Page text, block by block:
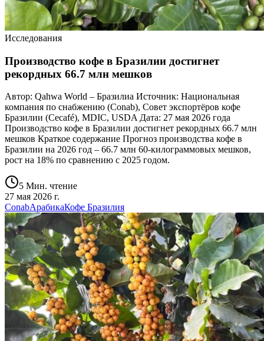
Исследования
Производство кофе в Бразилии достигнет
рекордных 66.7 млн мешков
Автор: Qahwa World – Бразилиа Источник: Национальная
компания по снабжению (Conab), Совет экспортёров кофе
Бразилии (Cecafé), MDIC, USDA Дата: 27 мая 2026 года
Производство кофе в Бразилии достигнет рекордных 66.7 млн
мешков Краткое содержание Прогноз производства кофе в
Бразилии на 2026 год – 66.7 млн 60-килограммовых мешков,
рост на 18% по сравнению с 2025 годом.
5 Мин. чтение
27 мая 2026 г.
ConabАрабикаКофе Бразилия